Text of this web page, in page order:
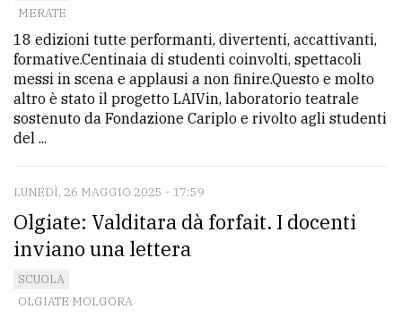
MERATE
18 edizioni tutte performanti, divertenti, accattivanti,
formative.Centinaia di studenti coinvolti, spettacoli
messi in scena e applausi a non finire.Questo e molto
altro è stato il progetto LAIVin, laboratorio teatrale
sostenuto da Fondazione Cariplo e rivolto agli studenti
del ...
LUNEDÌ, 26 MAGGIO 2025 - 17:59
Olgiate: Valditara dà forfait. I docenti
inviano una lettera
SCUOLA
OLGIATE MOLGORA